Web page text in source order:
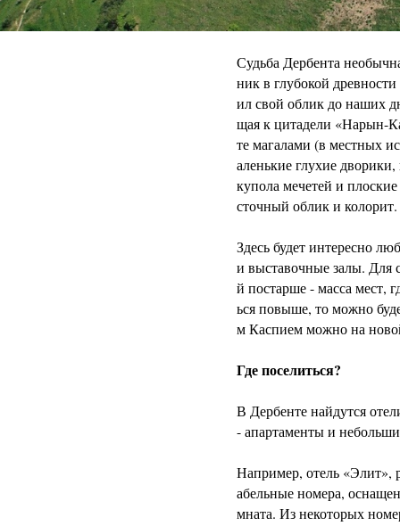
Судьба Дербента
ник в глубокой
ил свой облик до наших
щая к цитадели «Нарын-
те магалами (в местных
аленькие глухие
купола мечетей и
сточный облик и колорит.
Здесь будет интересно
и выставочные залы. Для
й постарше - масса мест,
ься повыше, то можно
м Каспием можно на
Где поселиться?
В Дербенте найдутся
- апартаменты и
Например, отель «Элит»,
абельные номера,
мната. Из некоторых